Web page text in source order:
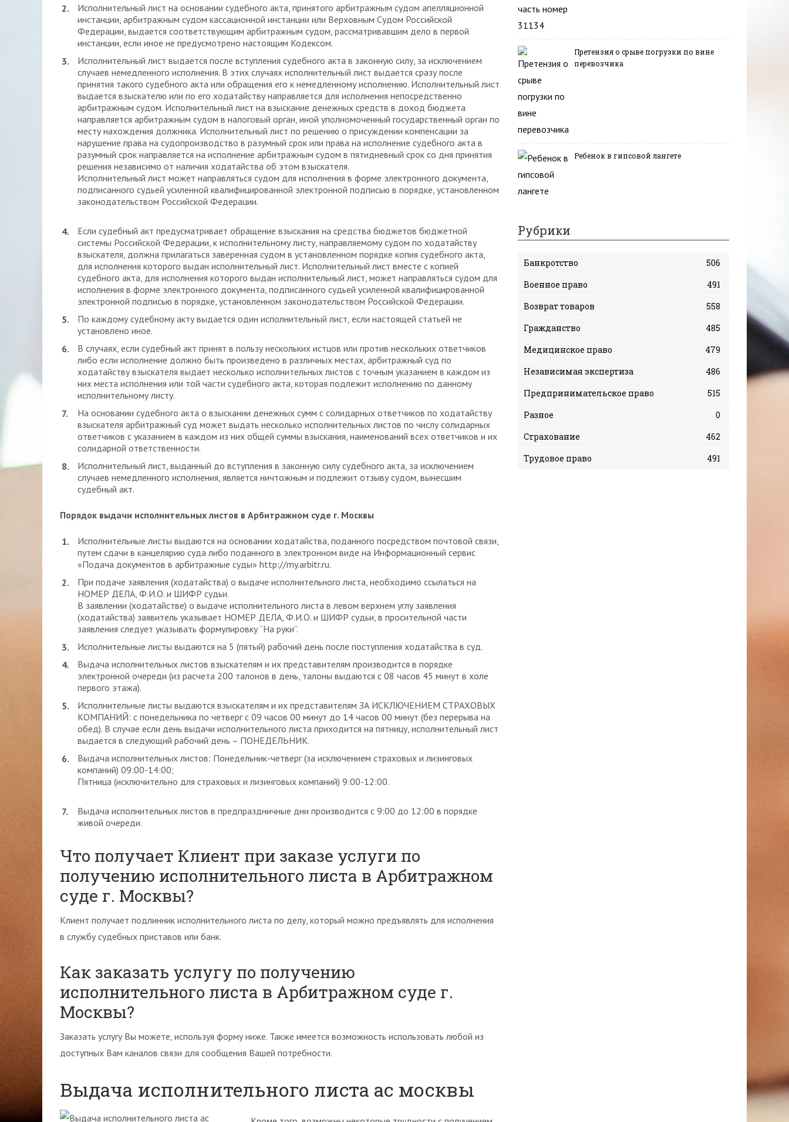
Исполнительный лист на основании судебного акта, принятого арбитражным судом апелляционной
инстанции, арбитражным судом кассационной инстанции или Верховным Судом Российской
Федерации, выдается соответствующим арбитражным судом, рассматривавшим дело в первой
инстанции, если иное не предусмотрено настоящим Кодексом.
Исполнительный лист выдается после вступления судебного акта в законную силу, за исключением
случаев немедленного исполнения. В этих случаях исполнительный лист выдается сразу после
принятия такого судебного акта или обращения его к немедленному исполнению. Исполнительный лист
выдается взыскателю или по его ходатайству направляется для исполнения непосредственно
арбитражным судом. Исполнительный лист на взыскание денежных средств в доход бюджета
направляется арбитражным судом в налоговый орган, иной уполномоченный государственный орган по
месту нахождения должника. Исполнительный лист по решению о присуждении компенсации за
нарушение права на судопроизводство в разумный срок или права на исполнение судебного акта в
разумный срок направляется на исполнение арбитражным судом в пятидневный срок со дня принятия
решения независимо от наличия ходатайства об этом взыскателя.
Исполнительный лист может направляться судом для исполнения в форме электронного документа,
подписанного судьей усиленной квалифицированной электронной подписью в порядке, установленном
законодательством Российской Федерации.
Если судебный акт предусматривает обращение взыскания на средства бюджетов бюджетной
системы Российской Федерации, к исполнительному листу, направляемому судом по ходатайству
взыскателя, должна прилагаться заверенная судом в установленном порядке копия судебного акта,
для исполнения которого выдан исполнительный лист. Исполнительный лист вместе с копией
судебного акта, для исполнения которого выдан исполнительный лист, может направляться судом для
исполнения в форме электронного документа, подписанного судьей усиленной квалифицированной
электронной подписью в порядке, установленном законодательством Российской Федерации.
По каждому судебному акту выдается один исполнительный лист, если настоящей статьей не
установлено иное.
В случаях, если судебный акт принят в пользу нескольких истцов или против нескольких ответчиков
либо если исполнение должно быть произведено в различных местах, арбитражный суд по
ходатайству взыскателя выдает несколько исполнительных листов с точным указанием в каждом из
них места исполнения или той части судебного акта, которая подлежит исполнению по данному
исполнительному листу.
На основании судебного акта о взыскании денежных сумм с солидарных ответчиков по ходатайству
взыскателя арбитражный суд может выдать несколько исполнительных листов по числу солидарных
ответчиков с указанием в каждом из них общей суммы взыскания, наименований всех ответчиков и их
солидарной ответственности.
Исполнительный лист, выданный до вступления в законную силу судебного акта, за исключением
случаев немедленного исполнения, является ничтожным и подлежит отзыву судом, вынесшим
судебный акт.
Порядок выдачи исполнительных листов в Арбитражном суде г. Москвы
Исполнительные листы выдаются на основании ходатайства, поданного посредством почтовой связи,
путем сдачи в канцелярию суда либо поданного в электронном виде на Информационный сервис
«Подача документов в арбитражные суды» http://my.arbitr.ru.
При подаче заявления (ходатайства) о выдаче исполнительного листа, необходимо ссылаться на
НОМЕР ДЕЛА, Ф.И.О. и ШИФР судьи.
В заявлении (ходатайстве) о выдаче исполнительного листа в левом верхнем углу заявления
(ходатайства) заявитель указывает НОМЕР ДЕЛА, Ф.И.О. и ШИФР судьи, в просительной части
заявления следует указывать формулировку “На руки”.
Исполнительные листы выдаются на 5 (пятый) рабочий день после поступления ходатайства в суд.
Выдача исполнительных листов взыскателям и их представителям производится в порядке
электронной очереди (из расчета 200 талонов в день, талоны выдаются с 08 часов 45 минут в холе
первого этажа).
Исполнительные листы выдаются взыскателям и их представителям ЗА ИСКЛЮЧЕНИЕМ СТРАХОВЫХ
КОМПАНИЙ: с понедельника по четверг с 09 часов 00 минут до 14 часов 00 минут (без перерыва на
обед). В случае если день выдачи исполнительного листа приходится на пятницу, исполнительный лист
выдается в следующий рабочий день – ПОНЕДЕЛЬНИК.
Выдача исполнительных листов: Понедельник-четверг (за исключением страховых и лизинговых
компаний) 09:00-14:00;
Пятница (исключительно для страховых и лизинговых компаний) 9:00-12:00.
Выдача исполнительных листов в предпраздничные дни производится с 9:00 до 12:00 в порядке
живой очереди.
Что получает Клиент при заказе услуги по
получению исполнительного листа в Арбитражном
суде г. Москвы?
Клиент получает подлинник исполнительного листа по делу, который можно предъявлять для исполнения
в службу судебных приставов или банк.
Как заказать услугу по получению
исполнительного листа в Арбитражном суде г.
Москвы?
Заказать услугу Вы можете, используя форму ниже. Также имеется возможность использовать любой из
доступных Вам каналов связи для сообщения Вашей потребности.
Выдача исполнительного листа ас москвы
Претензия о срыве погрузки по вине
перевозчика
Ребенок в гипсовой лангете
Рубрики
Банкротство
506
Военное право
491
Возврат товаров
558
Гражданство
485
Медицинское право
479
Независимая экспертиза
486
Предпринимательское право
515
Разное
0
Страхование
462
Трудовое право
491